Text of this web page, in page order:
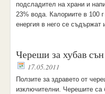
подсладител на храни и
23% вода. Калориите в 100
енергия в него се съдържат
Череши за хубав
17.05.2011
Ползите за здравето от
изключителни. Черешите са